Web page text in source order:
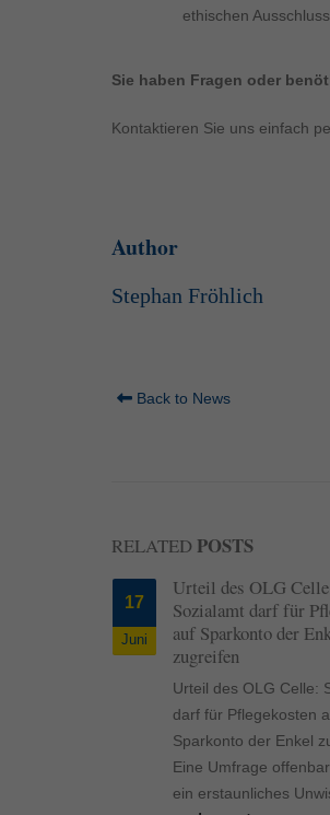
ethischen
Sie haben Fragen oder
Kontaktieren Sie uns einfach
Author
Stephan Fröhlich
Back to News
RELATED POSTS
17
Juni
Urteil des OLG
Sozialamt darf für
auf Sparkonto der
zugreifen
Urteil des OLG Celle:
darf für Pflegekosten
Sparkonto der Enkel
Eine Umfrage
ein erstaunliches